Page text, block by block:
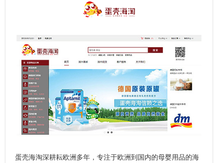
蛋壳海淘深耕耘欧洲多年，专注于欧洲到国内的母婴用品的海